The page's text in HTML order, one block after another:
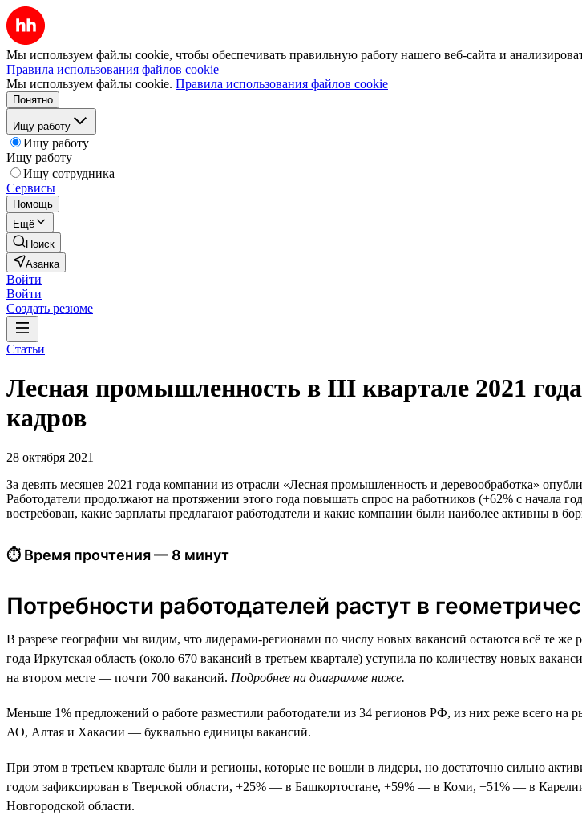
Мы используем файлы cookie, чтобы обеспечивать правильную работу нашего веб-сайта и
Правила использования файлов cookie
Мы используем файлы cookie. Правила использования файлов cookie
Понятно
Ищу работу
Ищу работу
Ищу работу
Ищу сотрудника
Сервисы
Помощь
Ещё
Поиск
Азанка
Войти
Войти
Создать резюме
Статьи
Лесная промышленность в III квартале 2021
кадров
28 октября 2021
За девять месяцев 2021 года компании из отрасли «Лесная промышленность и деревообработка»
Работодатели продолжают на протяжении этого года повышать спрос на работников (+62% с начала
востребован, какие зарплаты предлагают работодатели и какие компании были наиболее активны в
⏱ Время прочтения — 8 минут
Потребности работодателей растут в
В разрезе географии мы видим, что лидерами-регионами по числу новых вакансий остаются всё те
года Иркутская область (около 670 вакансий в третьем квартале) уступила по количеству новых
на втором месте — почти 700 вакансий. Подробнее на диаграмме ниже.
Меньше 1% предложений о работе разместили работодатели из 34 регионов РФ, из них реже всего
АО, Алтая и Хакасии — буквально единицы вакансий.
При этом в третьем квартале были и регионы, которые не вошли в лидеры, но достаточно сильно
годом зафиксирован в Тверской области, +25% — в Башкортостане, +59% — в Коми, +51% — в
Новгородской области.